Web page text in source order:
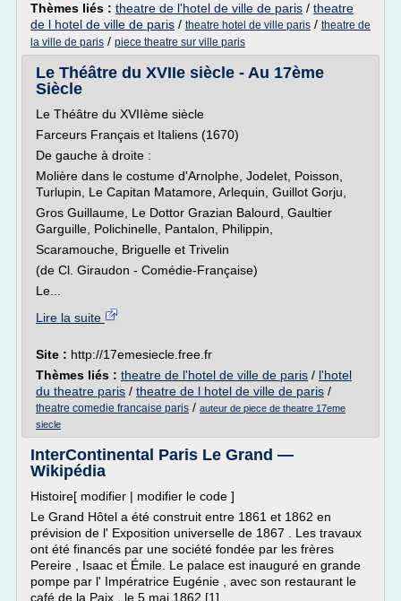
Thèmes liés : theatre de l'hotel de ville de paris / theatre
de l hotel de ville de paris / theatre hotel de ville paris / theatre de
la ville de paris / piece theatre sur ville paris
Le Théâtre du XVIIe siècle - Au 17ème
Siècle
Le Théâtre du XVIIème siècle
Farceurs Français et Italiens (1670)
De gauche à droite :
Molière dans le costume d'Arnolphe, Jodelet, Poisson,
Turlupin, Le Capitan Matamore, Arlequin, Guillot Gorju,
Gros Guillaume, Le Dottor Grazian Balourd, Gaultier
Garguille, Polichinelle, Pantalon, Philippin,
Scaramouche, Briguelle et Trivelin
(de Cl. Giraudon - Comédie-Française)
Le...
Lire la suite
Site : http://17emesiecle.free.fr
Thèmes liés : theatre de l'hotel de ville de paris / l'hotel
du theatre paris / theatre de l hotel de ville de paris /
theatre comedie francaise paris / auteur de piece de theatre 17eme
siecle
InterContinental Paris Le Grand —
Wikipédia
Histoire[ modifier | modifier le code ]
Le Grand Hôtel a été construit entre 1861 et 1862 en
prévision de l' Exposition universelle de 1867 . Les travaux
ont été financés par une société fondée par les frères
Pereire , Isaac et Émile. Le palace est inauguré en grande
pompe par l' Impératrice Eugénie , avec son restaurant le
café de la Paix , le 5 mai 1862 [1] .